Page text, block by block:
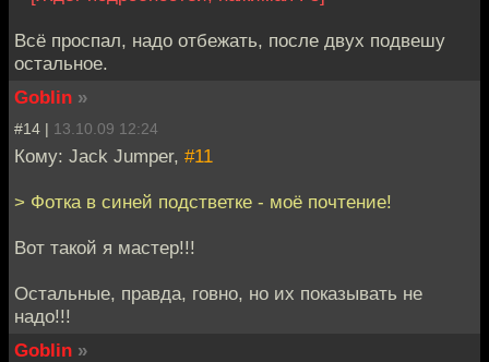
Всё проспал, надо отбежать, после двух подвешу
остальное.
Goblin »
#14 | 13.10.09 12:24
Кому: Jack Jumper, #11
> Фотка в синей подстветке - моё почтение!
Вот такой я мастер!!!
Остальные, правда, говно, но их показывать не
надо!!!
Goblin »